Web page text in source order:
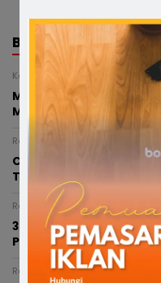
BERITA TERKAIT
Kamis, 6 Agustus 2026 - 00:25
Miris, Bocah 8 Tahun
Mengaji di Masjid,
Rabu, 5 Agustus 2026 - 20:00
Catatan Si Anak Petani:
Terpencil di Kabupaten
Rabu, 5 Agustus 2026 - 19:08
3 Terduga Pengedar
Polsek Lamuru, Puluhan
Rabu, 5 Agustus 2026 - 14:49